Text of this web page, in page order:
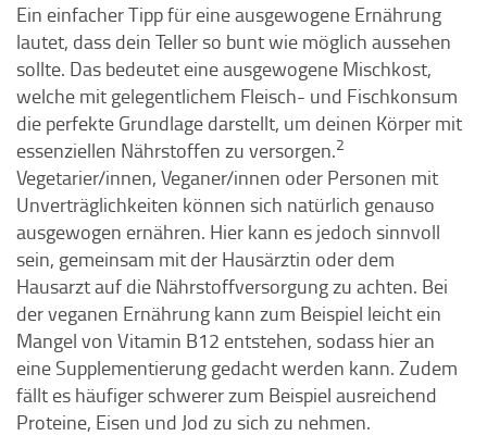
Ein einfacher Tipp für eine ausgewogene Ernährung
lautet, dass dein Teller so bunt wie möglich aussehen
sollte. Das bedeutet eine ausgewogene Mischkost,
welche mit gelegentlichem Fleisch- und Fischkonsum
die perfekte Grundlage darstellt, um deinen Körper mit
essenziellen Nährstoffen zu versorgen.2
Vegetarier/innen, Veganer/innen oder Personen mit
Unverträglichkeiten können sich natürlich genauso
ausgewogen ernähren. Hier kann es jedoch sinnvoll
sein, gemeinsam mit der Hausärztin oder dem
Hausarzt auf die Nährstoffversorgung zu achten. Bei
der veganen Ernährung kann zum Beispiel leicht ein
Mangel von Vitamin B12 entstehen, sodass hier an
eine Supplementierung gedacht werden kann. Zudem
fällt es häufiger schwerer zum Beispiel ausreichend
Proteine, Eisen und Jod zu sich zu nehmen.